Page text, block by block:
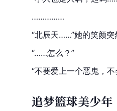
……………
“北辰天……”她的笑颜
“……怎么？”
“不要爱上一个恶鬼，
追梦篮球美少年